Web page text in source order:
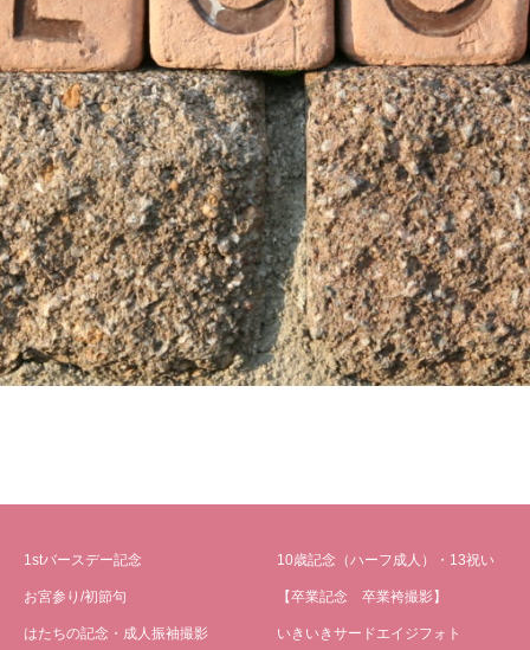
1stバースデー記念
お宮参り/初節句
はたちの記念・成人振袖撮影
10歳記念（ハーフ成人）・13祝い
【卒業記念 卒業袴撮影】
いきいきサードエイジフォト